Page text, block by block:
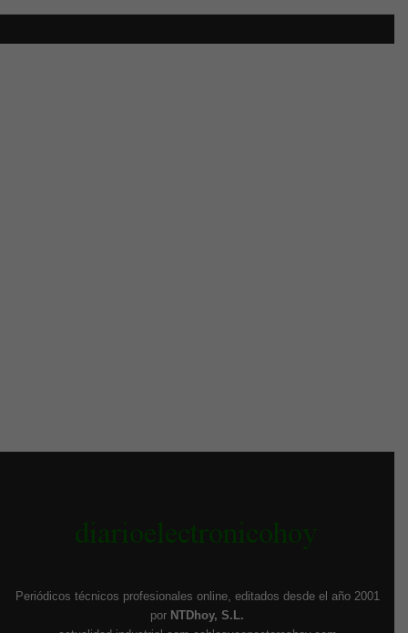
Periódicos técnicos profesionales online, editados desde el año 2001
por NTDhoy, S.L.